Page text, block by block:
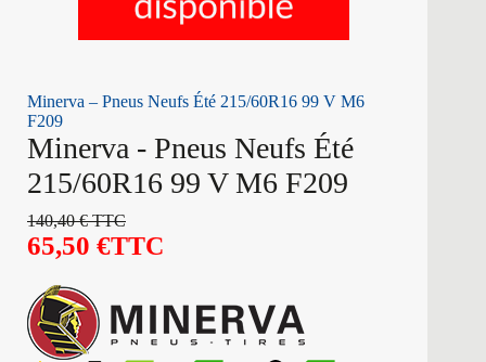
Minerva – Pneus Neufs Été 215/60R16 99 V M6
F209
Minerva - Pneus Neufs Été
215/60R16 99 V M6 F209
140,40€TTC
65,50 €TTC